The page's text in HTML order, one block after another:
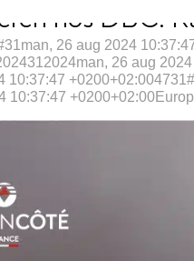
hos DBC.
26 aug 2024
26 aug
10:37:47